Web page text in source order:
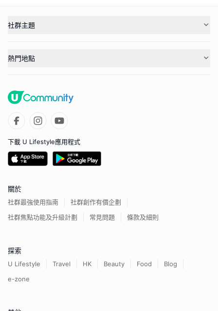
社群主題
熱門地點
下載 U Lifestyle應用程式
關於
社群最強使用指南
社群創作有價企劃
社群焦點功能及升級計劃
常見問題 條款及細則
探索
U Lifestyle Travel HK Beauty Food
Blog
e-zone